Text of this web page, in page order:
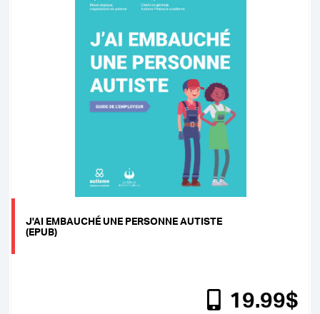
J'AI EMBAUCHÉ UNE PERSONNE AUTISTE
(EPUB)
19.99$